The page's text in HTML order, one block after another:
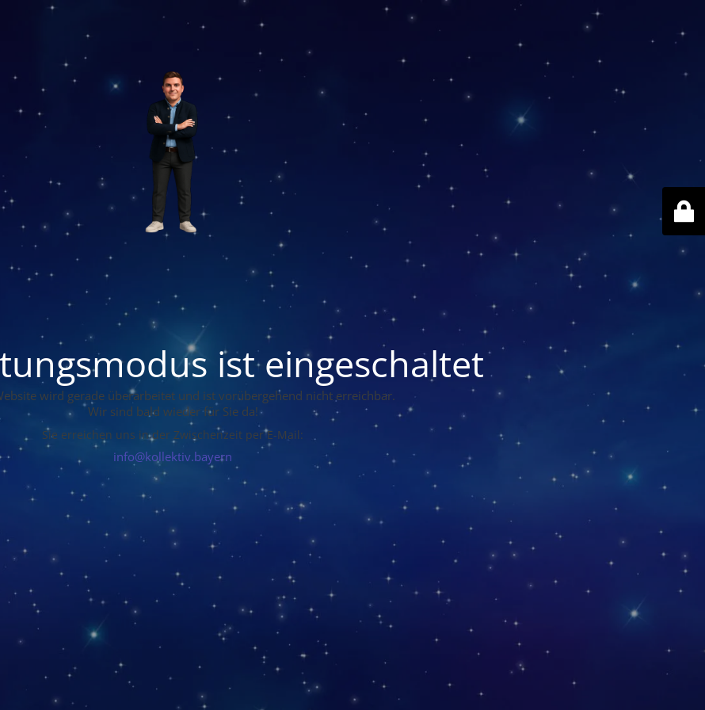
ist eingeschaltet
wird gerade überarbeitet und ist vorübergehend nicht erreichbar.
Wir sind bald wieder für Sie da!
Sie erreichen uns in der Zwischenzeit per E-Mail:
info@kollektiv.bayern